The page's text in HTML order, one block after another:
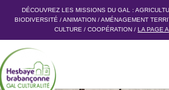
DÉCOUVREZ LES MISSIONS DU GAL :
BIODIVERSITÉ /ANIMATION /AMÉNAGEMENT
CULTURE / COOPÉRATION / LA PAGE